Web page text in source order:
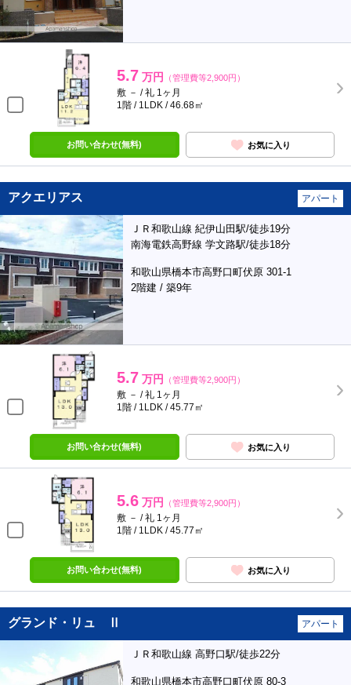
5.7 万円 （管理費等2,900円）
敷 － / 礼 1ヶ月
1階 / 1LDK / 46.68㎡
お問い合わせ(無料) お気に入り
アクエリアス アパート
ＪＲ和歌山線 紀伊山田駅/徒歩19分
南海電鉄高野線 学文路駅/徒歩18分
和歌山県橋本市高野口町伏原 301-1
2階建 / 築9年
5.7 万円 （管理費等2,900円）
敷 － / 礼 1ヶ月
1階 / 1LDK / 45.77㎡
お問い合わせ(無料) お気に入り
5.6 万円 （管理費等2,900円）
敷 － / 礼 1ヶ月
1階 / 1LDK / 45.77㎡
お問い合わせ(無料) お気に入り
グランド・リュ Ⅱ アパート
ＪＲ和歌山線 高野口駅/徒歩22分
和歌山県橋本市高野口町伏原 80-3